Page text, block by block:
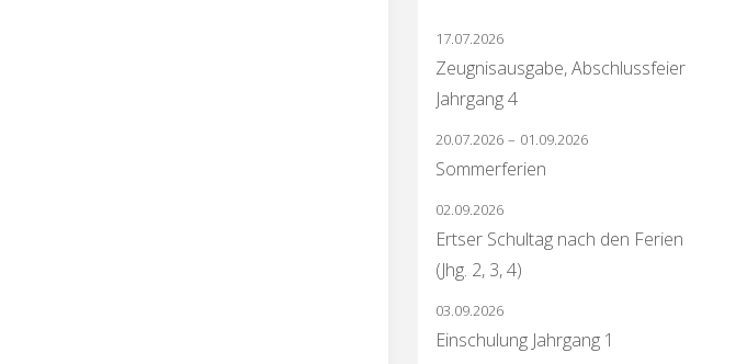
17.07.2026
Zeugnisausgabe, Abschlussfeier
Jahrgang 4
20.07.2026 – 01.09.2026
Sommerferien
02.09.2026
Ertser Schultag nach den Ferien
(Jhg. 2, 3, 4)
03.09.2026
Einschulung Jahrgang 1